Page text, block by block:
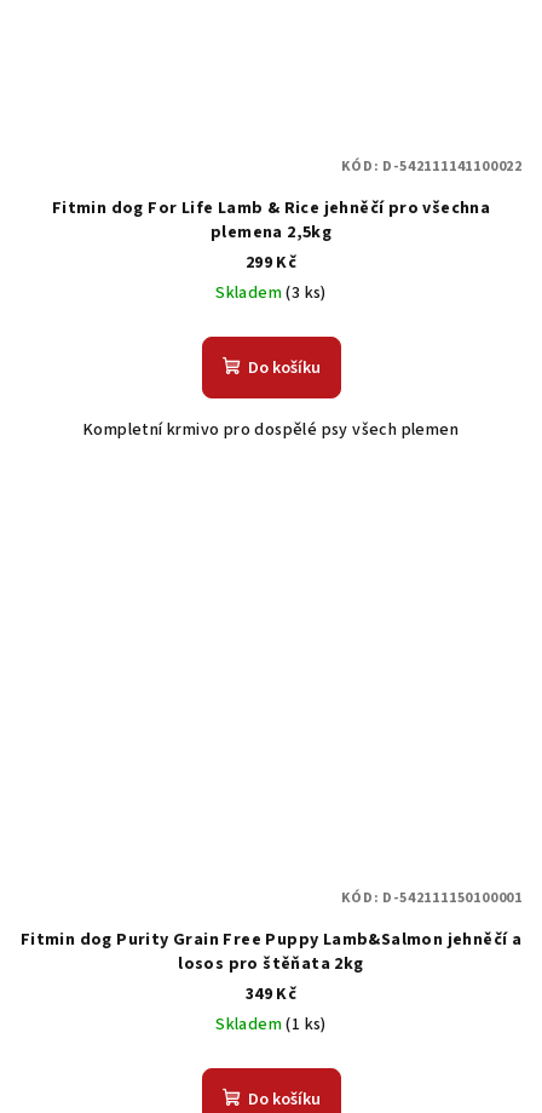
Fitmin dog For Life Lamb & Rice jehněčí pro všechna
plemena 2,5kg
299 Kč
Skladem(3 ks)
Do košíku
Kompletní krmivo pro dospělé psy všech plemen
KÓD: D-542111141100022
Fitmin dog Purity Grain Free Puppy Lamb&Salmon jehněčí a
losos pro štěňata 2kg
349 Kč
Skladem(1 ks)
Do košíku
KÓD: D-542111150100001